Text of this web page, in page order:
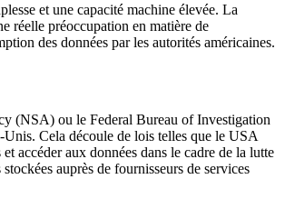
et une capacité machine élevée. La
réelle préoccupation en matière de
des données par les autorités américaines.
(NSA) ou le Federal Bureau of Investigation
Unis. Cela découle de lois telles que le USA
accéder aux données dans le cadre de la lutte
auprès de fournisseurs de services